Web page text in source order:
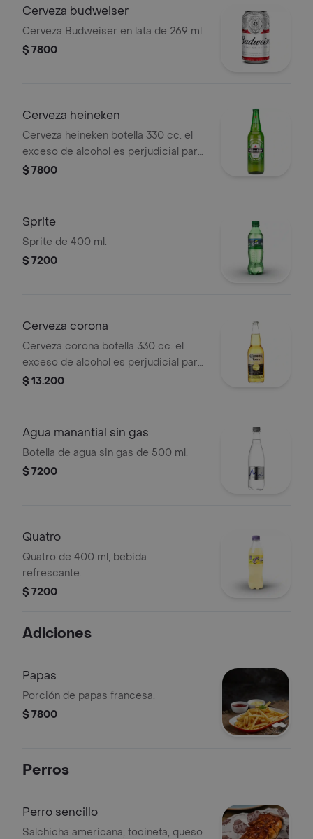
Cerveza budweiser
Cerveza Budweiser en lata de 269 ml.
$ 7800
Cerveza heineken
Cerveza heineken botella 330 cc. el
exceso de alcohol es perjudicial para
la salud. ley 30 de 1986. prohíbase el
embarazadas. ley 124 de 1994
$ 7800
Sprite
Sprite de 400 ml.
$ 7200
Cerveza corona
Cerveza corona botella 330 cc. el
exceso de alcohol es perjudicial para
la salud. ley 30 de 1986. prohíbase el
embarazadas. ley 124 de 1994
$ 13.200
Agua manantial sin gas
Botella de agua sin gas de 500 ml.
$ 7200
Quatro
Quatro de 400 ml, bebida
refrescante.
$ 7200
Adiciones
Papas
Porción de papas francesa.
$ 7800
Perros
Perro sencillo
Salchicha americana, tocineta, queso